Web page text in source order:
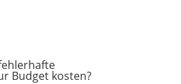
Budget kosten?